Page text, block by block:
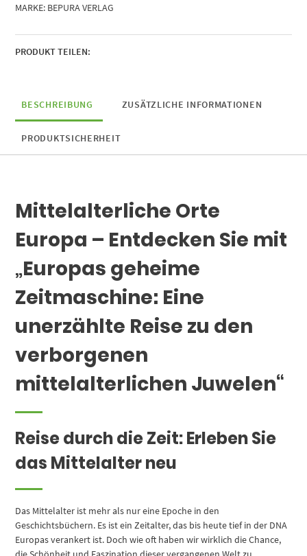
MARKE: BEPURA VERLAG
PRODUKT TEILEN:
BESCHREIBUNG ZUSÄTZLICHE INFORMATIONEN
PRODUKTSICHERHEIT
Mittelalterliche Orte
Europa – Entdecken Sie mit
„Europas geheime
Zeitmaschine: Eine
unerzählte Reise zu den
verborgenen
mittelalterlichen Juwelen“
Reise durch die Zeit: Erleben Sie
das Mittelalter neu
Das Mittelalter ist mehr als nur eine Epoche in den
Geschichtsbüchern. Es ist ein Zeitalter, das bis heute tief in der DNA
Europas verankert ist. Doch wie oft haben wir wirklich die Chance,